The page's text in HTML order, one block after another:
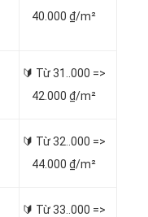
40.000 ₫/m²
🔰 Từ31..000 =>
42.000 ₫/m²
🔰 Từ32..000 =>
44.000 ₫/m²
🔰 Từ33..000 =>